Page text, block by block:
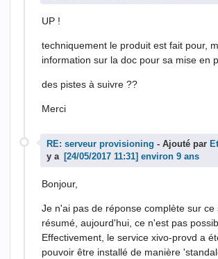
UP !
techniquement le produit est fait pour,
information sur la doc pour sa mise en
des pistes à suivre ??
Merci
RE: serveur provisioning - Ajouté par
y a
environ 9 ans
Bonjour,
Je n'ai pas de réponse complète sur ce
résumé, aujourd'hui, ce n'est pas
Effectivement, le service xivo-provd a
pouvoir être installé de manière